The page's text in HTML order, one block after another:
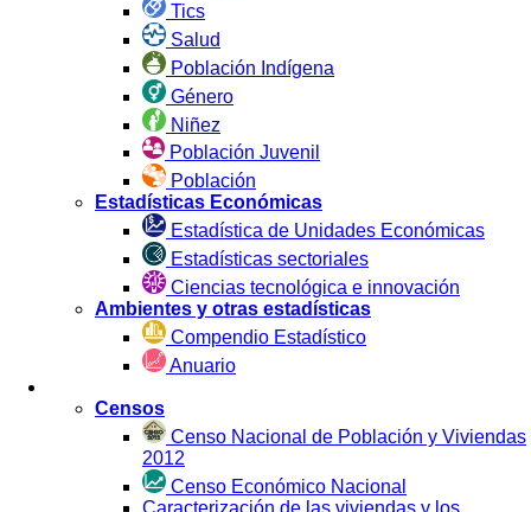
Tics
Salud
Población Indígena
Género
Niñez
Población Juvenil
Población
Estadísticas Económicas
Estadística de Unidades Económicas
Estadísticas sectoriales
Ciencias tecnológica e innovación
Ambientes y otras estadísticas
Compendio Estadístico
Anuario
Censos
Censo Nacional de Población y Viviendas
2012
Censo Económico Nacional